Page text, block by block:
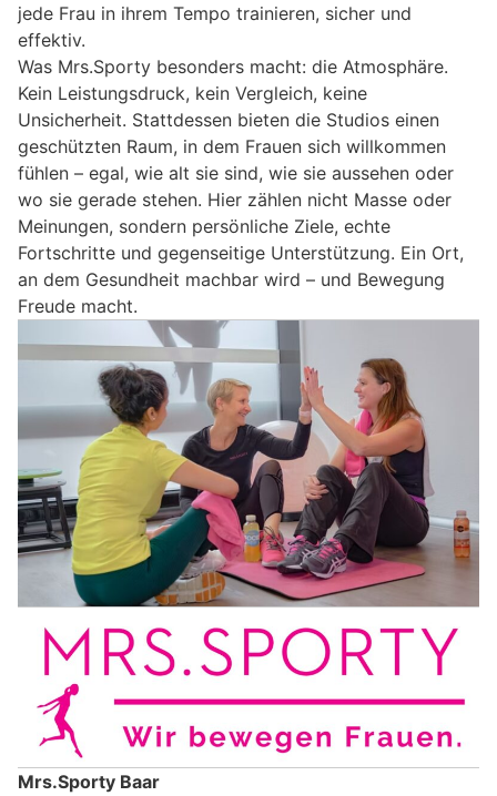
jede Frau in ihrem Tempo trainieren, sicher und
effektiv.
Was Mrs.Sporty besonders macht: die Atmosphäre.
Kein Leistungsdruck, kein Vergleich, keine
Unsicherheit. Stattdessen bieten die Studios einen
geschützten Raum, in dem Frauen sich willkommen
fühlen – egal, wie alt sie sind, wie sie aussehen oder
wo sie gerade stehen. Hier zählen nicht Masse oder
Meinungen, sondern persönliche Ziele, echte
Fortschritte und gegenseitige Unterstützung. Ein Ort,
an dem Gesundheit machbar wird – und Bewegung
Freude macht.
Mrs.Sporty Baar